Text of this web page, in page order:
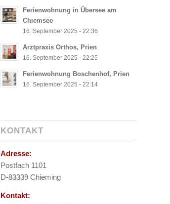
Ferienwohnung in Übersee am
Chiemsee
16. September 2025 - 22:36
Arztpraxis Orthos, Prien
16. September 2025 - 22:25
Ferienwohnung Boschenhof, Prien
16. September 2025 - 22:14
KONTAKT
Adresse:
Postfach 1101
D-83339 Chieming
Kontakt: